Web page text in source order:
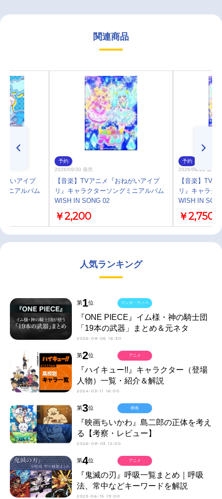
関連商品
がいアイプ
ニアルバム
予約
2026/09/30 発売
【音楽】TVアニメ『おねがいアイプ
リ』キャラクターソングミニアルバム
WISH IN SONG 02
￥2,200
予約
2026/09/30 発売
【音楽】TV
リ』キャラク
WISH IN
￥2,750
人気ランキング
第1位
『ONE PIECE』イム様・神の騎士団
「19本の武器」まとめ＆元ネタ
2026-08-06 16:30
マンガ・ラノベ
第2位
『ハイキュー!!』キャラクター（登場
人物）一覧・紹介＆解説
2024-03-11 16:00
アニメ
第3位
『映画ちいかわ』島二郎の正体を考え
る【考察・レビュー】
2026-08-03 12:00
映画
第4位
『鬼滅の刃』呼吸一覧まとめ｜呼吸
法、常中などキーワードを解説
2023-06-15 19:00
アニメ